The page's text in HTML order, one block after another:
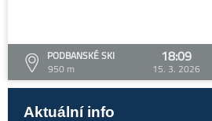
PODBANSKÉ SKI
950 m
18:09
15. 3. 2026
Aktuální info